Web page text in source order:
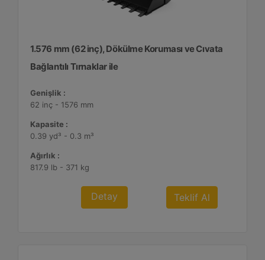
1.576 mm (62 inç), Dökülme Koruması ve Cıvata
Bağlantılı Tırnaklar ile
Genişlik :
62 inç - 1576 mm
Kapasite :
0.39 yd³ - 0.3 m³
Ağırlık :
817.9 lb - 371 kg
Detay Teklif Al